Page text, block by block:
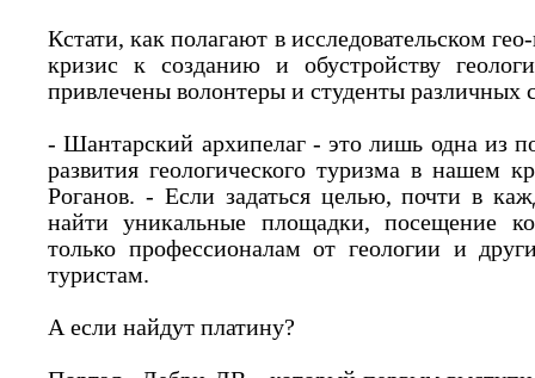
Кстати, как полагают в исследовательском
кризис к созданию и обустройству
привлечены волонтеры и студенты различных
- Шантарский архипелаг - это лишь одна из
развития геологического туризма в нашем
Роганов. - Если задаться целью, почти в
найти уникальные площадки, посещение
только профессионалам от геологии и
туристам.
А если найдут платину?